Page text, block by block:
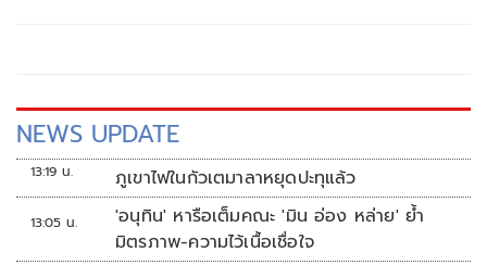
NEWS UPDATE
13:19 น. ภูเขาไฟในกัวเตมาลาหยุดปะทุแล้ว
13:05 น.
'อนุทิน' หารือเต็มคณะ 'มิน อ่อง หล่าย' ย้ำ
มิตรภาพ-ความไว้เนื้อเชื่อใจ